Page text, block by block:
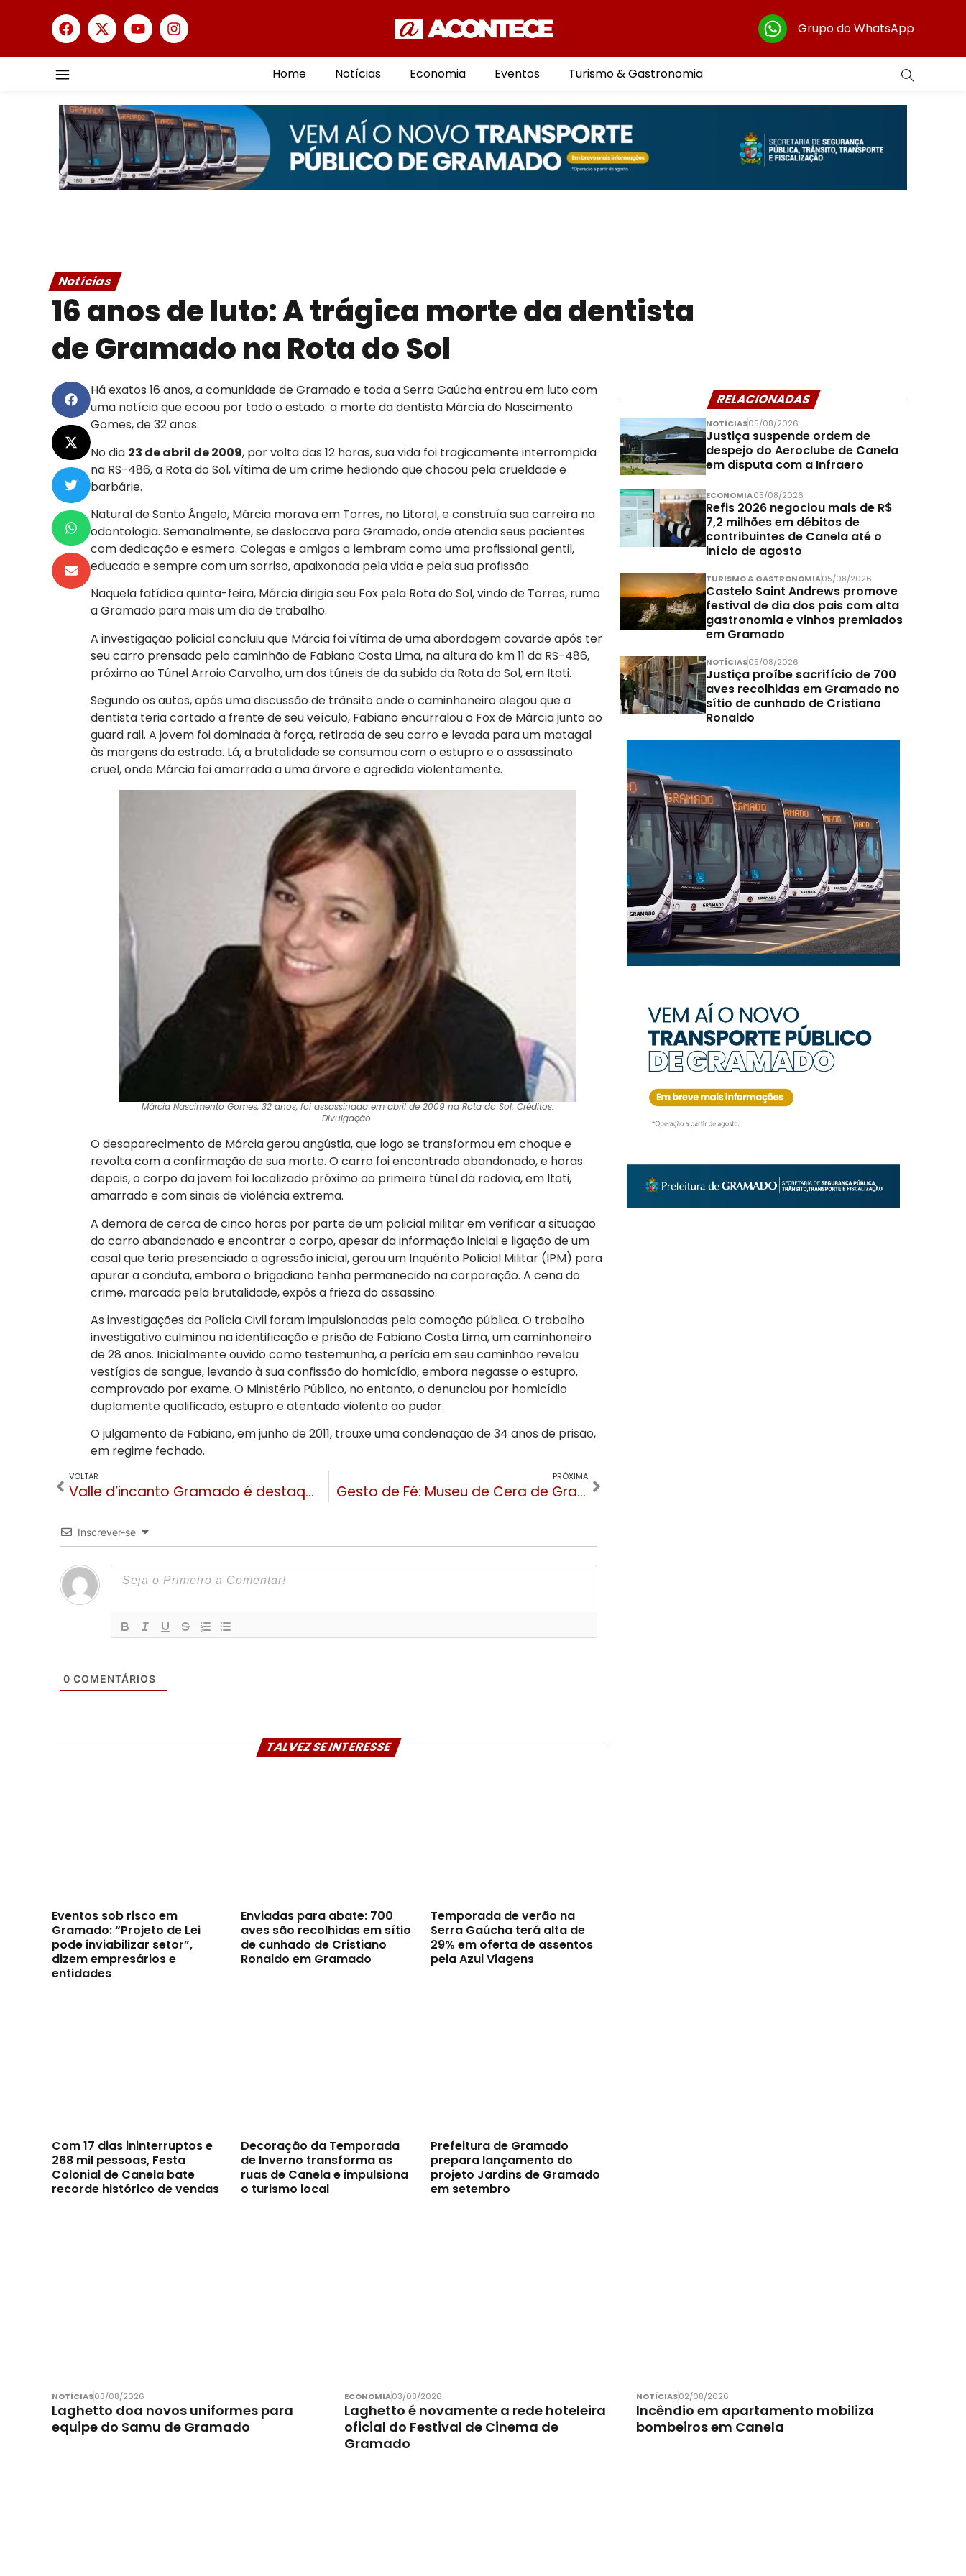
Grupo do WhatsApp
Home Notícias Economia Eventos Turismo & Gastronomia
Notícias
16 anos de luto: A trágica morte da dentista
de Gramado na Rota do Sol
Há exatos 16 anos, a comunidade de Gramado e toda a Serra Gaúcha entrou em luto com
uma notícia que ecoou por todo o estado: a morte da dentista Márcia do Nascimento
Gomes, de 32 anos.
No dia 23 de abril de 2009, por volta das 12 horas, sua vida foi tragicamente interrompida
na RS-486, a Rota do Sol, vítima de um crime hediondo que chocou pela crueldade e
barbárie.
Natural de Santo Ângelo, Márcia morava em Torres, no Litoral, e construía sua carreira na
odontologia. Semanalmente, se deslocava para Gramado, onde atendia seus pacientes
com dedicação e esmero. Colegas e amigos a lembram como uma profissional gentil,
educada e sempre com um sorriso, apaixonada pela vida e pela sua profissão.
Naquela fatídica quinta-feira, Márcia dirigia seu Fox pela Rota do Sol, vindo de Torres, rumo
a Gramado para mais um dia de trabalho.
A investigação policial concluiu que Márcia foi vítima de uma abordagem covarde após ter
seu carro prensado pelo caminhão de Fabiano Costa Lima, na altura do km 11 da RS-486,
próximo ao Túnel Arroio Carvalho, um dos túneis de da subida da Rota do Sol, em Itati.
Segundo os autos, após uma discussão de trânsito onde o caminhoneiro alegou que a
dentista teria cortado a frente de seu veículo, Fabiano encurralou o Fox de Márcia junto ao
guard rail. A jovem foi dominada à força, retirada de seu carro e levada para um matagal
às margens da estrada. Lá, a brutalidade se consumou com o estupro e o assassinato
cruel, onde Márcia foi amarrada a uma árvore e agredida violentamente.
Márcia Nascimento Gomes, 32 anos, foi assassinada em abril de 2009 na Rota do Sol. Créditos:
Divulgação.
O desaparecimento de Márcia gerou angústia, que logo se transformou em choque e
revolta com a confirmação de sua morte. O carro foi encontrado abandonado, e horas
depois, o corpo da jovem foi localizado próximo ao primeiro túnel da rodovia, em Itati,
amarrado e com sinais de violência extrema.
A demora de cerca de cinco horas por parte de um policial militar em verificar a situação
do carro abandonado e encontrar o corpo, apesar da informação inicial e ligação de um
casal que teria presenciado a agressão inicial, gerou um Inquérito Policial Militar (IPM) para
apurar a conduta, embora o brigadiano tenha permanecido na corporação. A cena do
crime, marcada pela brutalidade, expôs a frieza do assassino.
As investigações da Polícia Civil foram impulsionadas pela comoção pública. O trabalho
investigativo culminou na identificação e prisão de Fabiano Costa Lima, um caminhoneiro
de 28 anos. Inicialmente ouvido como testemunha, a perícia em seu caminhão revelou
vestígios de sangue, levando à sua confissão do homicídio, embora negasse o estupro,
comprovado por exame. O Ministério Público, no entanto, o denunciou por homicídio
duplamente qualificado, estupro e atentado violento ao pudor.
O julgamento de Fabiano, em junho de 2011, trouxe uma condenação de 34 anos de prisão,
em regime fechado.
VOLTAR
Valle d’incanto Gramado é destaque mundial da hotelaria em três categorias do Travellers’ Choice 2025
PRÓXIMA
Gesto de Fé: Museu de Cera de Gramado presenteia visitantes com foto do Papa Francisco
Inscrever-se
0 COMENTÁRIOS
TALVEZ SE INTERESSE
Eventos sob risco em
Gramado: “Projeto de Lei
pode inviabilizar setor”,
dizem empresários e
entidades
Enviadas para abate: 700
aves são recolhidas em sítio
de cunhado de Cristiano
Ronaldo em Gramado
Temporada de verão na
Serra Gaúcha terá alta de
29% em oferta de assentos
pela Azul Viagens
Com 17 dias ininterruptos e
268 mil pessoas, Festa
Colonial de Canela bate
recorde histórico de vendas
Decoração da Temporada
de Inverno transforma as
ruas de Canela e impulsiona
o turismo local
Prefeitura de Gramado
prepara lançamento do
projeto Jardins de Gramado
em setembro
RELACIONADAS
NOTÍCIAS05/08/2026
Justiça suspende ordem de
despejo do Aeroclube de Canela
em disputa com a Infraero
ECONOMIA05/08/2026
Refis 2026 negociou mais de R$
7,2 milhões em débitos de
contribuintes de Canela até o
início de agosto
TURISMO & GASTRONOMIA05/08/2026
Castelo Saint Andrews promove
festival de dia dos pais com alta
gastronomia e vinhos premiados
em Gramado
NOTÍCIAS05/08/2026
Justiça proíbe sacrifício de 700
aves recolhidas em Gramado no
sítio de cunhado de Cristiano
Ronaldo
NOTÍCIAS03/08/2026
Laghetto doa novos uniformes para
equipe do Samu de Gramado
ECONOMIA03/08/2026
Laghetto é novamente a rede hoteleira
oficial do Festival de Cinema de
Gramado
NOTÍCIAS02/08/2026
Incêndio em apartamento mobiliza
bombeiros em Canela